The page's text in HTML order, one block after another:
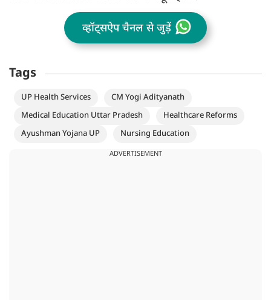
व्हॉट्सऐप चैनल से जुड़ें
Tags
UP Health Services
CM Yogi Adityanath
Medical Education Uttar Pradesh
Healthcare Reforms
Ayushman Yojana UP
Nursing Education
ADVERTISEMENT